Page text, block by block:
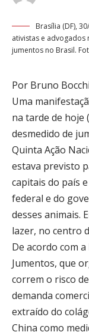
Brasília (DF),
ativistas e advogados
jumentos no Brasil.
Por Bruno
Uma
na tarde de hoje
desmedido de
Quinta Ação
estava previsto
capitais do país
federal e do
desses animais.
lazer, no centro
De acordo com
Jumentos, que
correm o risco
demanda
extraído do
China como